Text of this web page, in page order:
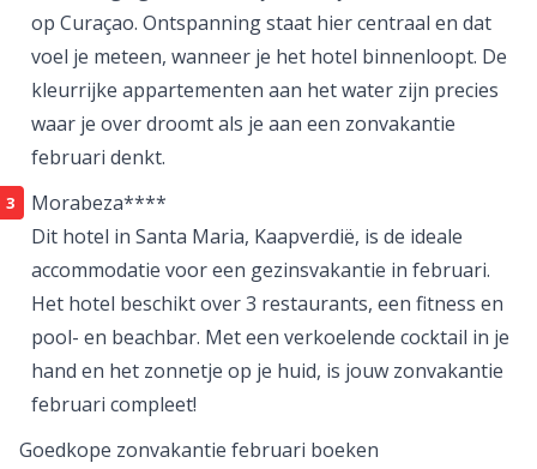
op Curaçao. Ontspanning staat hier centraal en dat
voel je meteen, wanneer je het hotel binnenloopt. De
kleurrijke appartementen aan het water zijn precies
waar je over droomt als je aan een zonvakantie
februari denkt.
Morabeza****
Dit hotel in Santa Maria, Kaapverdië, is de ideale
accommodatie voor een gezinsvakantie in februari.
Het hotel beschikt over 3 restaurants, een fitness en
pool- en beachbar. Met een verkoelende cocktail in je
hand en het zonnetje op je huid, is jouw zonvakantie
februari compleet!
Goedkope zonvakantie februari boeken